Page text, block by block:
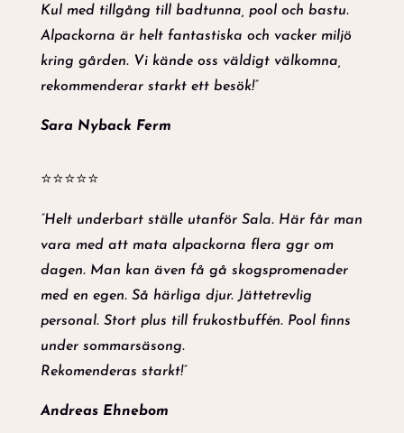
Kul med tillgång till badtunna, pool och bastu.
Alpackorna är helt fantastiska och vacker miljö
kring gården. Vi kände oss väldigt välkomna,
rekommenderar starkt ett besök!”
Sara Nyback Ferm
⭐⭐⭐⭐⭐
”Helt underbart ställe utanför Sala. Här får man
vara med att mata alpackorna flera ggr om
dagen. Man kan även få gå skogspromenader
med en egen. Så härliga djur. Jättetrevlig
personal. Stort plus till frukostbuffén. Pool finns
under sommarsäsong.
Rekomenderas starkt!”
Andreas Ehnebom